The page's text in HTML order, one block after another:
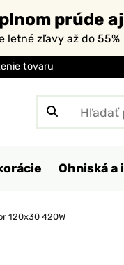
prúde
letné zľavy až do 55%
tovaru
Ohniská a
120x30 420W